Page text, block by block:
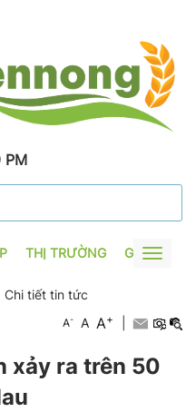
THỊ TRƯỜNG GƯƠNG
Toggle
Chi tiết tin tức
A- A A+
xảy ra trên 50